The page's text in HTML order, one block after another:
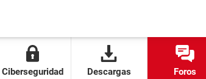
Ciberseguridad Descargas Foros